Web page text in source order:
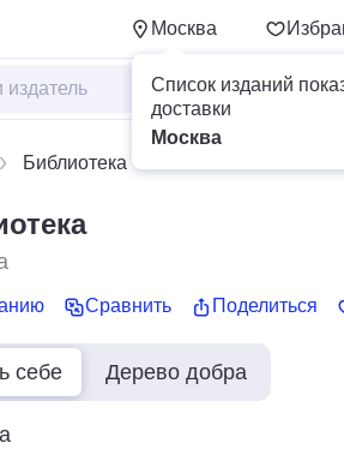
Москва
Список изданий
доставки
Москва
Библиотека
Сравнить Поделиться
себе Дерево добра